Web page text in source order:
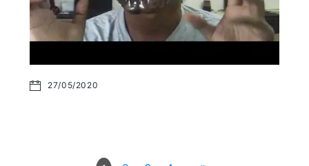
27/05/2020